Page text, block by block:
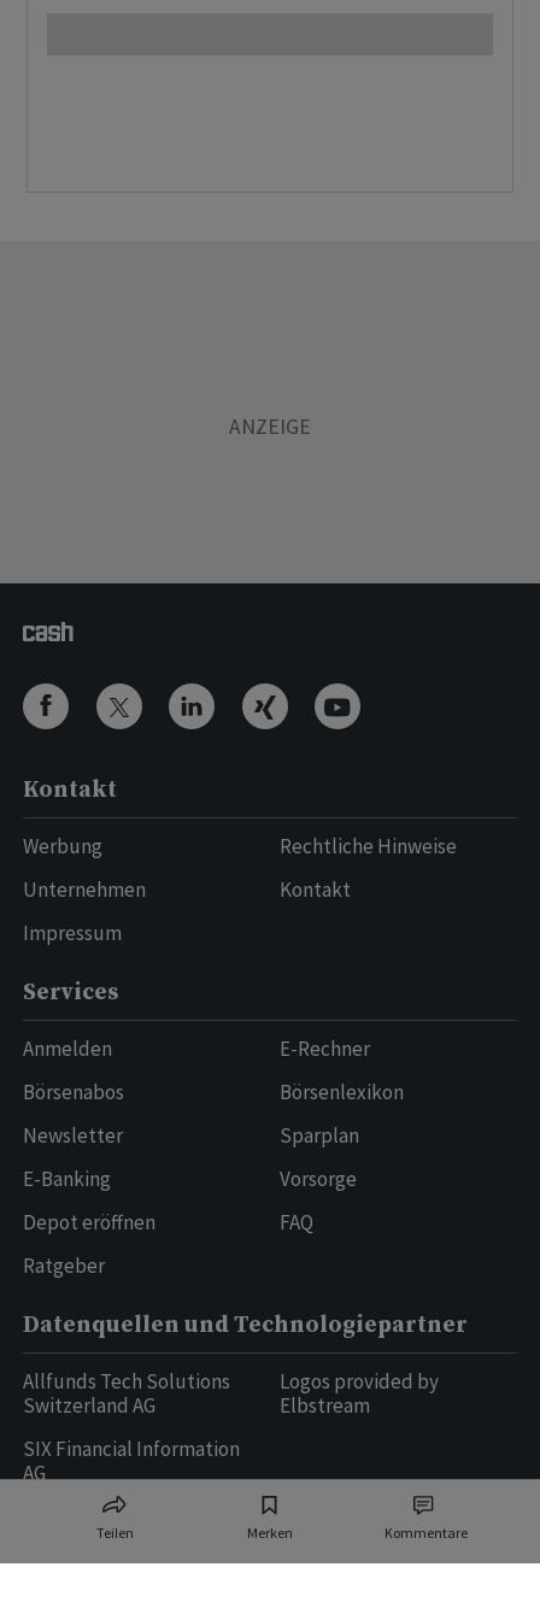
Teilen Merken Kommentare
Kontakt
Werbung
Unternehmen
Impressum
Rechtliche Hinweise
Kontakt
Services
Anmelden
Börsenabos
Newsletter
E-Banking
Depot eröffnen
Ratgeber
E-Rechner
Börsenlexikon
Sparplan
Vorsorge
FAQ
Datenquellen und Technologiepartner
Allfunds Tech Solutions
Switzerland AG
SIX Financial Information
AG
Logos provided by
Elbstream
Ringier AG | Ringier Medien Schweiz